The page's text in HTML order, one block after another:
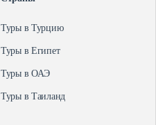
Туры в Турцию
Туры в Египет
Туры в ОАЭ
Туры в Таиланд